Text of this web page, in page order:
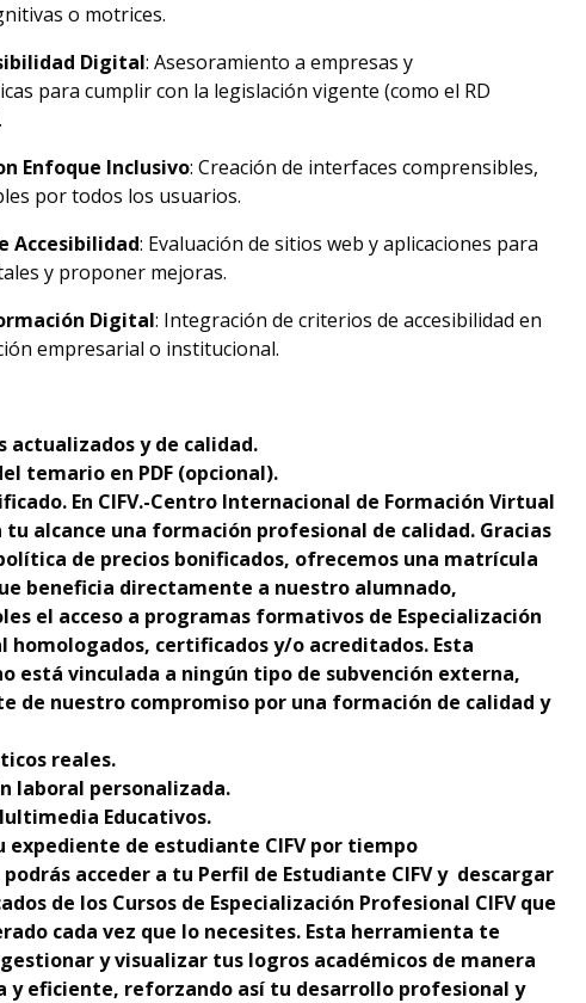
o motrices.
Digital: Asesoramiento a empresas y
para cumplir con la legislación vigente (como el RD
Enfoque Inclusivo: Creación de interfaces comprensibles,
por todos los usuarios.
Accesibilidad: Evaluación de sitios web y aplicaciones para
y proponer mejoras.
Digital: Integración de criterios de accesibilidad en
empresarial o institucional.
actualizados y de calidad.
temario en PDF (opcional).
En CIFV.-Centro Internacional de Formación Virtual
tu alcance una formación profesional de calidad. Gracias
de precios bonificados, ofrecemos una matrícula
beneficia directamente a nuestro alumnado,
el acceso a programas formativos de Especialización
homologados, certificados y/o acreditados. Esta
está vinculada a ningún tipo de subvención externa,
de nuestro compromiso por una formación de calidad y
reales.
laboral personalizada.
Educativos.
expediente de estudiante CIFV por tiempo
acceder a tu Perfil de Estudiante CIFV y descargar
de los Cursos de Especialización Profesional CIFV que
cada vez que lo necesites. Esta herramienta te
y visualizar tus logros académicos de manera
y eficiente, reforzando así tu desarrollo profesional y